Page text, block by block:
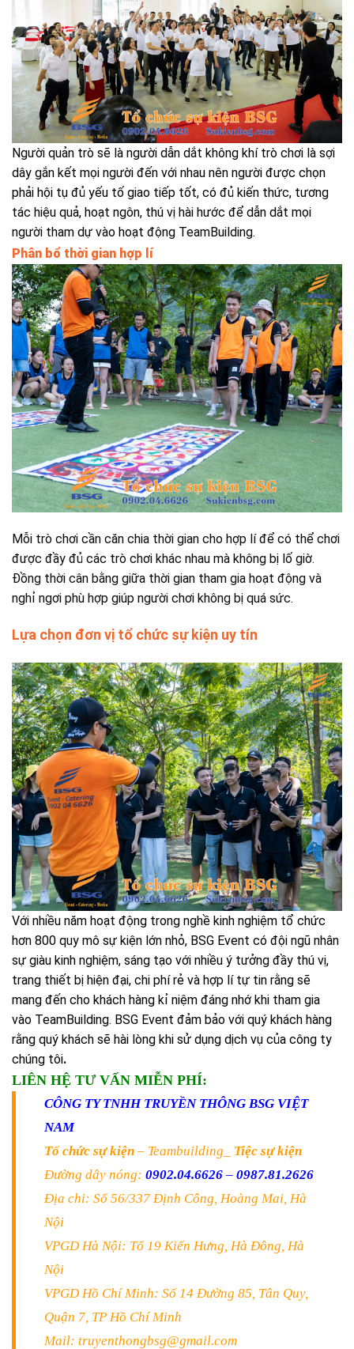
Người quản trò sẽ là người dẫn dắt không khí trò chơi là sợi
dây gắn kết mọi người đến với nhau nên người được chọn
phải hội tụ đủ yếu tố giao tiếp tốt, có đủ kiến thức, tương
tác hiệu quả, hoạt ngôn, thú vị hài hước để dẫn dắt mọi
người tham dự vào hoạt động TeamBuilding.
Phân bổ thời gian hợp lí
Mỗi trò chơi cần căn chia thời gian cho hợp lí để có thể chơi
được đầy đủ các trò chơi khác nhau mà không bị lố giờ.
Đồng thời cân bằng giữa thời gian tham gia hoạt động và
nghỉ ngơi phù hợp giúp người chơi không bị quá sức.
Lựa chọn đơn vị tổ chức sự kiện uy tín
Với nhiều năm hoạt động trong nghề kinh nghiệm tổ chức
hơn 800 quy mô sự kiện lớn nhỏ, BSG Event có đội ngũ nhân
sự giàu kinh nghiệm, sáng tạo với nhiều ý tưởng đầy thú vị,
trang thiết bị hiện đại, chi phí rẻ và hợp lí tự tin rằng sẽ
mang đến cho khách hàng kỉ niệm đáng nhớ khi tham gia
vào TeamBuilding. BSG Event đảm bảo với quý khách hàng
rằng quý khách sẽ hài lòng khi sử dụng dịch vụ của công ty
chúng tôi.
LIÊN HỆ TƯ VẤN MIỄN PHÍ:
CÔNG TY TNHH TRUYỀN THÔNG BSG VIỆT
NAM
Tổ chức sự kiện – Teambuilding_ Tiệc sự kiện
Đường dây nóng: 0902.04.6626 – 0987.81.2626
Địa chỉ: Số 56/337 Định Công, Hoàng Mai, Hà
Nội
VPGD Hà Nội: Tổ 19 Kiến Hưng, Hà Đông, Hà
Nội
VPGD Hồ Chí Minh: Số 14 Đường 85, Tân Quy,
Quận 7, TP Hồ Chí Minh
Mail: truyenthongbsg@gmail.com